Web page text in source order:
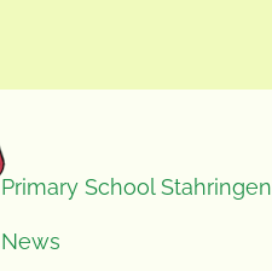
Primary School Stahringen
News